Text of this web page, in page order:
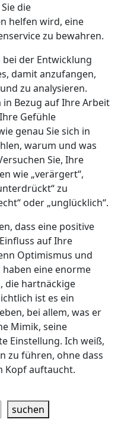
die
helfen wird, eine
zu bewahren.
der Entwicklung
damit anzufangen,
zu analysieren.
in Bezug auf Ihre Arbeit
Gefühle
genau Sie sich in
warum und was
Sie, Ihre
wie „verärgert“,
zu
oder „unglücklich“.
dass eine positive
auf Ihre
Optimismus und
eine enorme
die hartnäckige
ist es ein
bei allem, was er
Mimik, seine
Einstellung. Ich weiß,
zu führen, ohne dass
Kopf auftaucht.
suchen